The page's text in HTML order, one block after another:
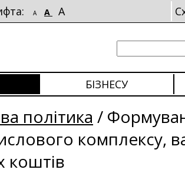
A A A
БІЗНЕСУ
політика /
комплексу,
коштів